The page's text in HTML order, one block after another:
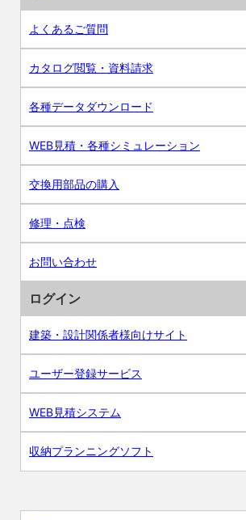
よくあるご質問
カタログ閲覧・資料請求
各種データダウンロード
WEB見積・各種シミュレーション
交換用部品の購入
修理・点検
お問い合わせ
ログイン
建築・設計関係者様向けサイト
ユーザー登録サービス
WEB見積システム
収納プランニングソフト